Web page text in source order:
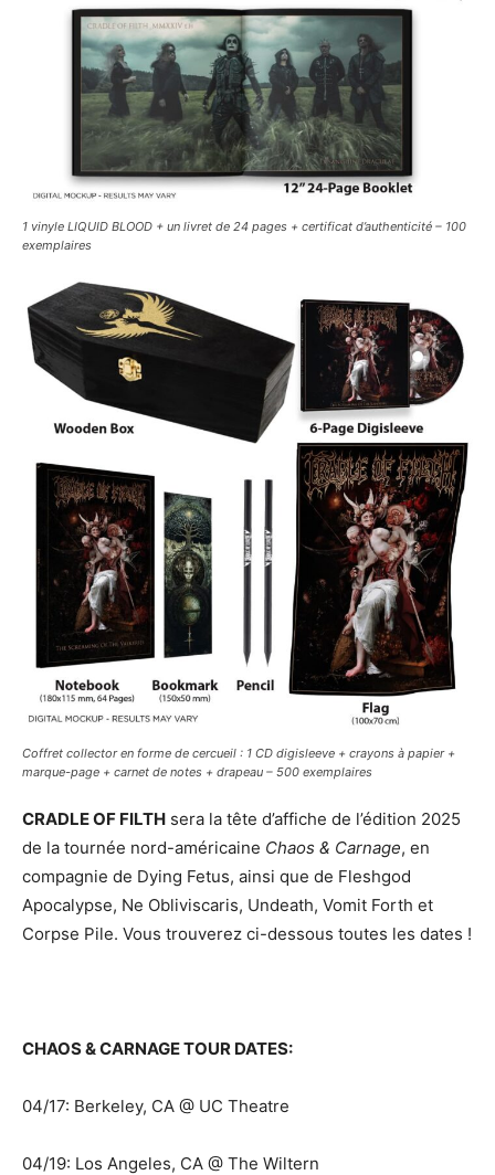
1 vinyle LIQUID BLOOD + un livret de 24 pages + certificat d’authenticité – 100
exemplaires
Coffret collector en forme de cercueil : 1 CD digisleeve + crayons à papier +
marque-page + carnet de notes + drapeau – 500 exemplaires
CRADLE OF FILTH sera la tête d’affiche de l’édition 2025
de la tournée nord-américaine Chaos & Carnage, en
compagnie de Dying Fetus, ainsi que de Fleshgod
Apocalypse, Ne Obliviscaris, Undeath, Vomit Forth et
Corpse Pile. Vous trouverez ci-dessous toutes les dates !
CHAOS & CARNAGE TOUR DATES:
04/17: Berkeley, CA @ UC Theatre
04/19: Los Angeles, CA @ The Wiltern